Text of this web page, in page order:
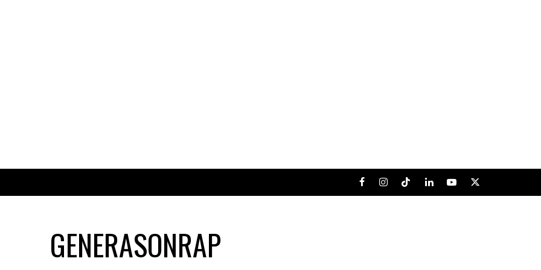
FacebookInstagram
TiktokLinkedInYoutube
X
GENERASONRAP